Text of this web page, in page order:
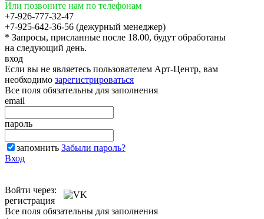
Или позвоните нам по телефонам
+7-926-777-32-47
+7-925-642-36-56 (дежурный менеджер)
* Запросы, присланные после 18.00, будут обработаны
на следующий день.
вход
Если вы не являетесь пользователем Арт-Центр, вам
необходимо зарегистрироваться
Все поля обязательны для заполнения
email
пароль
запомнить Забыли пароль?
Вход
Войти через:
регистрация
Все поля обязательны для заполнения